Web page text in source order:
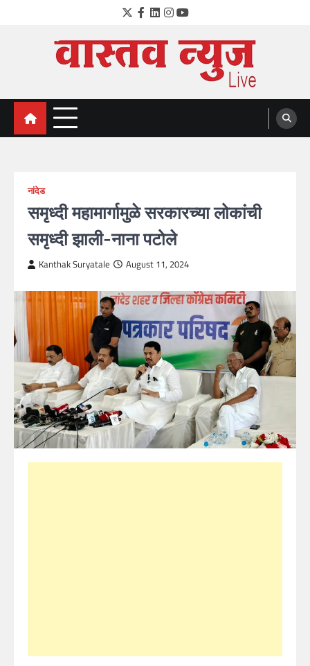
Twitter
Facebook
LinkedIn
Instagram
YouTube
VastavNEWSLive.com
a leading NEWS portal of Maharahstra
नांदेड
समृध्दी महामार्गामुळे सरकारच्या लोकांची
समृध्दी झाली-नाना पटोले
Kanthak Suryatale August 11, 2024